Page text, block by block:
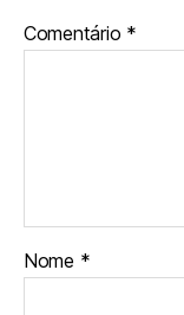
Comentário *
Nome *